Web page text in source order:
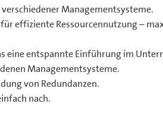
Managementsysteme.
effiziente Ressourcennutzung –
eine entspannte Einführung im
Managementsysteme.
von Redundanzen.
nach.